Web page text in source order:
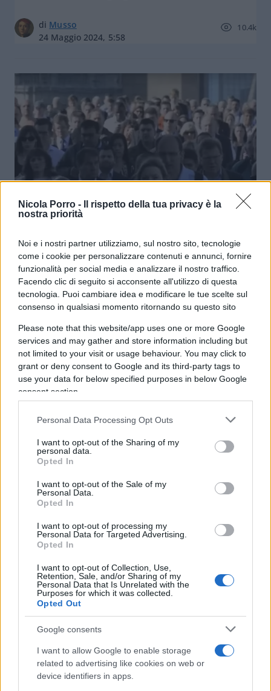
Nicola Porro -
Il rispetto della tua privacy è la
nostra priorità
Noi e i nostri partner utilizziamo, sul nostro sito, tecnologie
come i cookie per personalizzare contenuti e annunci, fornire
funzionalità per social media e analizzare il nostro traffico.
Facendo clic di seguito si acconsente all'utilizzo di questa
tecnologia. Puoi cambiare idea e modificare le tue scelte sul
consenso in qualsiasi momento ritornando su questo sito
Please note that this website/app uses one or more Google
services and may gather and store information including but
not limited to your visit or usage behaviour. You may click to
grant or deny consent to Google and its third-party tags to
use your data for below specified purposes in below Google
consent section.
Personal Data Processing Opt Outs
I want to opt-out of the Sharing of my
personal data.
Opted In
I want to opt-out of the Sale of my
Personal Data.
Opted In
I want to opt-out of processing my
Personal Data for Targeted Advertising.
Opted In
I want to opt-out of Collection, Use,
Retention, Sale, and/or Sharing of my
Personal Data that Is Unrelated with the
Purposes for which it was collected.
Opted Out
Google consents
I want to allow Google to enable storage
related to advertising like cookies on web or
device identifiers in apps.
di Musso
24 Maggio 2024, 5:58
10.4k
eccome
diFranco Carinci
3 Settembre 2023, 5:59
nicolaporro.it
Sondaggio Mikaline: gli italiani
dicono no alla guerra
diGiordano Riello
28 Marzo 2022, 16:59
nicolaporro.it